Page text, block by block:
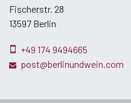
Fischerstr. 28
13597 Berlin
+49 174 9494665
post@berlinundwein.com